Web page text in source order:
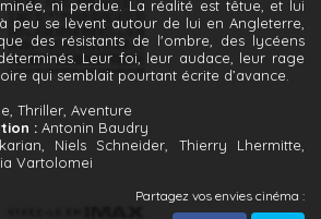
ni perdue. La réalité est têtue, et lui
peu se lèvent autour de lui en Angleterre,
des résistants de l'ombre, des lycéens
Leur foi, leur audace, leur rage
qui semblait pourtant écrite d’avance.
Thriller, Aventure
: Antonin Baudry
Niels Schneider, Thierry Lhermitte,
Vartolomei
Partagez vos envies cinéma :